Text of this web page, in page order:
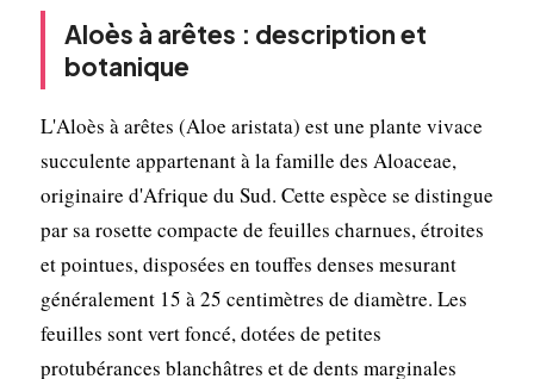
Aloès à arêtes : description et
botanique
L'Aloès à arêtes (Aloe aristata) est une plante vivace
succulente appartenant à la famille des Aloaceae,
originaire d'Afrique du Sud. Cette espèce se distingue
par sa rosette compacte de feuilles charnues, étroites
et pointues, disposées en touffes denses mesurant
généralement 15 à 25 centimètres de diamètre. Les
feuilles sont vert foncé, dotées de petites
protubérances blanchâtres et de dents marginales